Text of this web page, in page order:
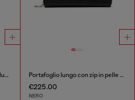
Portafoglio a libro in pelle semi lucida Portafoglio lungo con zip in pelle con logo a rilievo
€225.00
NERO